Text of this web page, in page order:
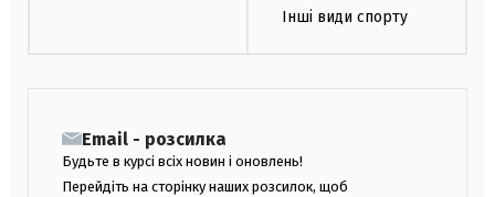
Інші види спорту
Email - розсилка
Будьте в курсі всіх новин і оновлень!
Перейдіть на сторінку наших розсилок, щоб